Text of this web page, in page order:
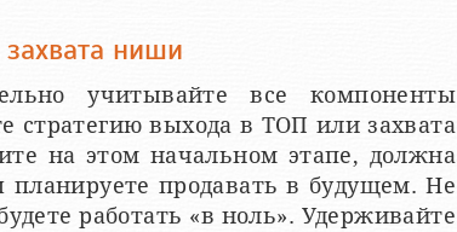
ниши
учитывайте все компоненты
стратегию выхода в ТОП или захвата
на этом начальном этапе, должна
продавать в будущем. Не
работать «в ноль». Удерживайте